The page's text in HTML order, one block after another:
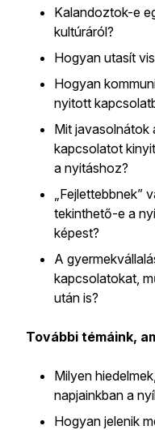
Kalandoztok-e
kultúráról?
Hogyan utasít
Hogyan
nyitott
Mit javasolnátok
kapcsolatot
a nyitáshoz?
„Fejlettebbnek”
tekinthető-e a
képest?
A
kapcsolatokat,
után is?
További témáink,
Milyen
napjainkban a
Hogyan jelenik